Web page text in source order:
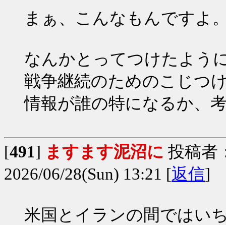
まぁ、こんなもんですよ
なんかとってつけたよう
戦争継続のためのこじつ
情報が誰の特になるか、
[491] ますます泥沼に 投稿者
2026/06/28(Sun) 13:21 [返信]
米国とイランの間ではい